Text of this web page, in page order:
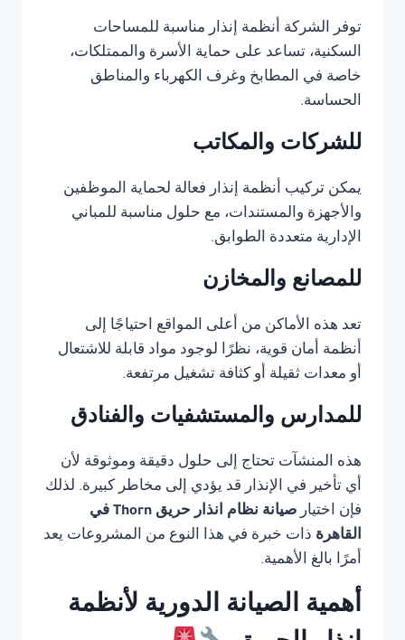
توفر الشركة أنظمة إنذار مناسبة للمساحات
السكنية، تساعد على حماية الأسرة والممتلكات،
خاصة في المطابخ وغرف الكهرباء والمناطق
الحساسة.
للشركات والمكاتب
يمكن تركيب أنظمة إنذار فعالة لحماية الموظفين
والأجهزة والمستندات، مع حلول مناسبة للمباني
الإدارية متعددة الطوابق.
للمصانع والمخازن
تعد هذه الأماكن من أعلى المواقع احتياجًا إلى
أنظمة أمان قوية، نظرًا لوجود مواد قابلة للاشتعال
أو معدات ثقيلة أو كثافة تشغيل مرتفعة.
للمدارس والمستشفيات والفنادق
هذه المنشآت تحتاج إلى حلول دقيقة وموثوقة لأن
أي تأخير في الإنذار قد يؤدي إلى مخاطر كبيرة. لذلك
فإن اختيار
صيانة نظام انذار حريق Thorn في
القاهرة ذات خبرة في هذا النوع من المشروعات يعد
أمرًا بالغ الأهمية.
أهمية الصيانة الدورية لأنظمة